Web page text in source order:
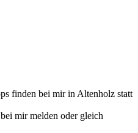
finden bei mir in Altenholz statt
mir melden oder gleich